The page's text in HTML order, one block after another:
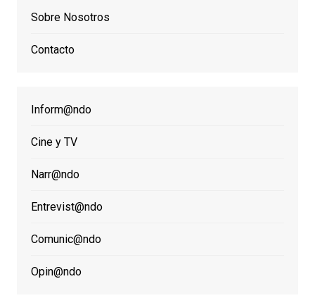
Sobre Nosotros
Contacto
Inform@ndo
Cine y TV
Narr@ndo
Entrevist@ndo
Comunic@ndo
Opin@ndo